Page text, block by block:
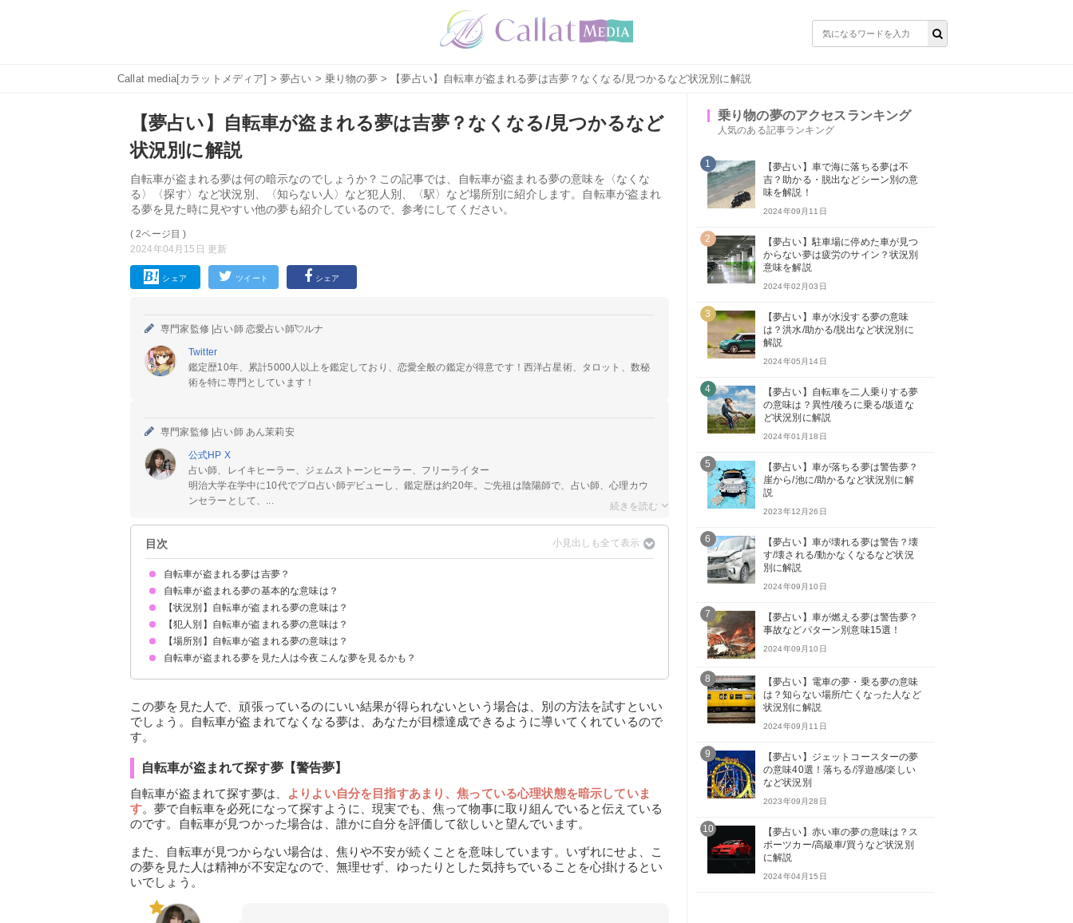
Callat media[カラットメディア] >夢占い > 乗り物の夢> 【夢占い】自転車が盗まれる夢は吉夢？なくなる/見つかるなど状況別に解説
【夢占い】自転車が盗まれる夢は吉夢？なくなる/見つかるなど
状況別に解説
自転車が盗まれる夢は何の暗示なのでしょうか？この記事では、自転車が盗まれる夢の意味を〈なくな
る〉〈探す〉など状況別、〈知らない人〉など犯人別、〈駅〉など場所別に紹介します。自転車が盗まれ
る夢を見た時に見やすい他の夢も紹介しているので、参考にしてください。
( 2ページ目 )
2024年04月15日 更新
シェア ツイート シェア
専門家監修 |占い師 恋愛占い師💘ルナ
Twitter
鑑定歴10年、累計5000人以上を鑑定しており、恋愛全般の鑑定が得意です！西洋占星術、タロット、数秘
術を特に専門としています！
専門家監修 |占い師 あん茉莉安
公式HP X
占い師、レイキヒーラー、ジェムストーンヒーラー、フリーライター
明治大学在学中に10代でプロ占い師デビューし、鑑定歴は約20年。ご先祖は陰陽師で、占い師、心理カウ
ンセラーとして、...
目次
自転車が盗まれる夢は吉夢？
自転車が盗まれる夢の基本的な意味は？
周囲と協力して目標達成することの暗示
状況/犯人/場所によって意味が決まる
【状況別】自転車が盗まれる夢の意味は？
自転車が盗まれてなくなる夢【吉夢】
自転車が盗まれて探す夢【警告夢】
自転車が盗まれて見つかる夢【吉夢】
自転車が盗まれて取り戻す夢【吉夢】
自転車が何度も盗まれる夢【警告夢】
【犯人別】自転車が盗まれる夢の意味は？
知らない人・他人に自転車を盗まれる夢【警告夢】
友達に自転車を盗まれる夢【吉夢】
家族に自転車を盗まれる夢【予知夢】
恋人に自転車を盗まれる夢【逆夢】
好きな人に自転車を盗まれる夢【警告夢】
嫌いな人に自転車を盗まれる夢【警告夢】
知っている人に自転車を盗まれる夢【警告夢】
以前付き合っていた彼氏・彼女に自転車を盗まれる夢【警告夢】
【場所別】自転車が盗まれる夢の意味は？
自転車が駅で盗まれる夢【吉夢】
自転車が自宅で盗まれる夢【警告夢】
自転車が駐輪場で盗まれる夢【警告夢】
自転車が職場で盗まれる夢【警告夢】
自転車が学校で盗まれる夢【警告夢】
自転車が盗まれる夢を見た人は今夜こんな夢を見るかも？
この夢を見た人で、頑張っているのにいい結果が得られないという場合は、別の方法を試すといい
でしょう。自転車が盗まれてなくなる夢は、あなたが目標達成できるように導いてくれているので
す。
自転車が盗まれて探す夢【警告夢】
自転車が盗まれて探す夢は、
よりよい自分を目指すあまり、焦っている心理状態を暗示していま
す。夢で自転車を必死になって探すように、現実でも、焦って物事に取り組んでいると伝えている
のです。自転車が見つかった場合は、誰かに自分を評価して欲しいと望んでいます。
また、自転車が見つからない場合は、焦りや不安が続くことを意味しています。いずれにせよ、こ
の夢を見た人は精神が不安定なので、無理せず、ゆったりとした気持ちでいることを心掛けるとい
いでしょう。
乗り物の夢のアクセスランキング
人気のある記事ランキング
1
【夢占い】車で海に落ちる夢は不
吉？助かる・脱出などシーン別の意
味を解説！
2024年09月11日
2
【夢占い】駐車場に停めた車が見つ
からない夢は疲労のサイン？状況別
意味を解説
2024年02月03日
3
【夢占い】車が水没する夢の意味
は？洪水/助かる/脱出など状況別に
解説
2024年05月14日
4
【夢占い】自転車を二人乗りする夢
の意味は？異性/後ろに乗る/坂道な
ど状況別に解説
2024年01月18日
5
【夢占い】車が落ちる夢は警告夢？
崖から/池に/助かるなど状況別に解
説
2023年12月26日
6
【夢占い】車が壊れる夢は警告？壊
す/壊される/動かなくなるなど状況
別に解説
2024年09月10日
7
【夢占い】車が燃える夢は警告夢？
事故などパターン別意味15選！
2024年09月10日
8
【夢占い】電車の夢・乗る夢の意味
は？知らない場所/亡くなった人など
状況別に解説
2024年09月11日
9
【夢占い】ジェットコースターの夢
の意味40選！落ちる/浮遊感/楽しい
など状況別
2023年09月28日
10
【夢占い】赤い車の夢の意味は？ス
ポーツカー/高級車/買うなど状況別
に解説
2024年04月15日